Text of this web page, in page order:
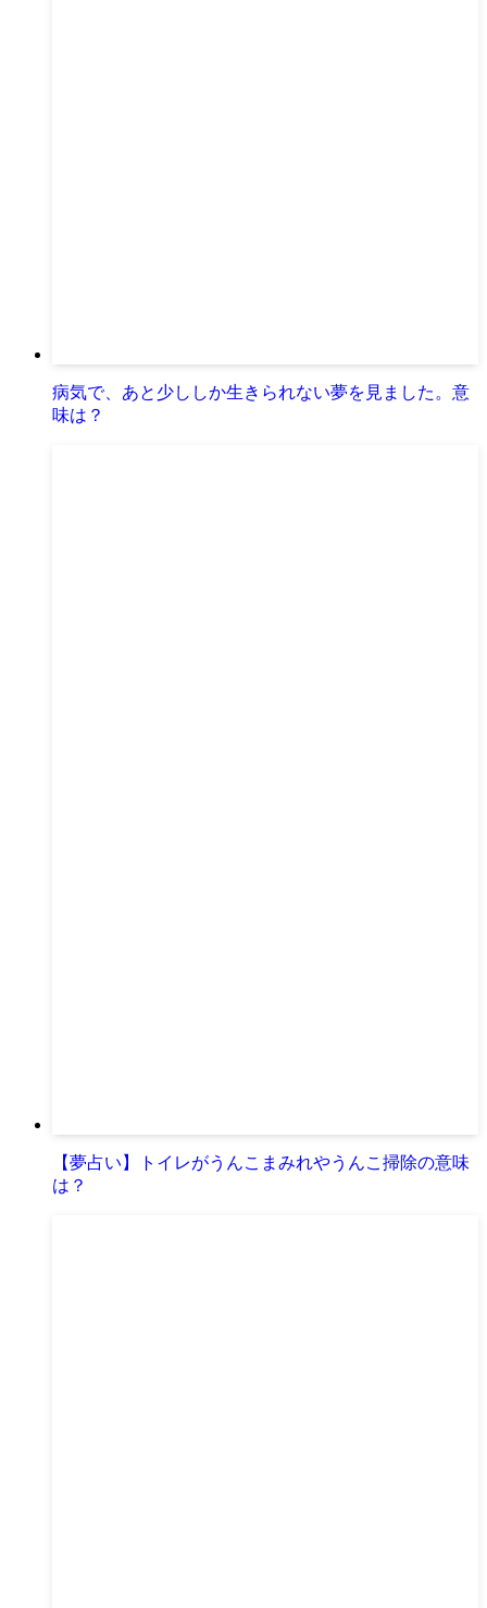
病気で、あと少ししか生きられない夢を見ました。意
味は？
【夢占い】トイレがうんこまみれやうんこ掃除の意味
は？